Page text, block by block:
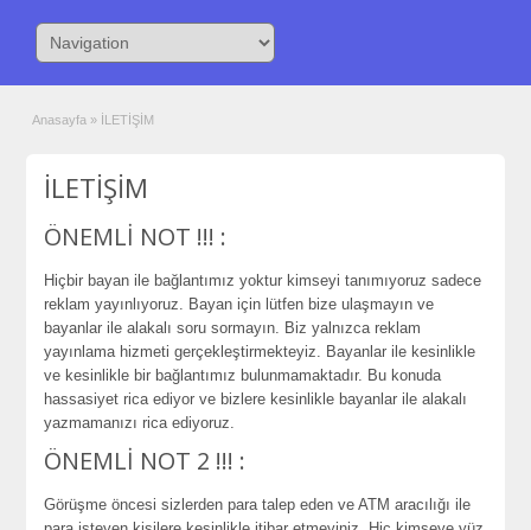
Anasayfa » İLETİŞİM
İLETİŞİM
ÖNEMLİ NOT !!! :
Hiçbir bayan ile bağlantımız yoktur kimseyi tanımıyoruz sadece
reklam yayınlıyoruz. Bayan için lütfen bize ulaşmayın ve
bayanlar ile alakalı soru sormayın. Biz yalnızca reklam
yayınlama hizmeti gerçekleştirmekteyiz. Bayanlar ile kesinlikle
ve kesinlikle bir bağlantımız bulunmamaktadır. Bu konuda
hassasiyet rica ediyor ve bizlere kesinlikle bayanlar ile alakalı
yazmamanızı rica ediyoruz.
ÖNEMLİ NOT 2 !!! :
Görüşme öncesi sizlerden para talep eden ve ATM aracılığı ile